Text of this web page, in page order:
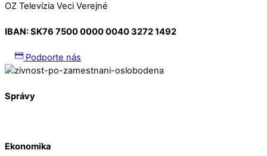
OZ Televízia Veci Verejné
IBAN:SK76 7500 0000 0040 3272 1492
Podporte nás
Správy
Ekonomika